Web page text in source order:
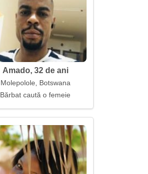
Amado, 32 de ani
Molepolole, Botswana
Bărbat caută o femeie